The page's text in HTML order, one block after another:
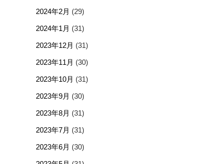
2024年2月 (29)
2024年1月 (31)
2023年12月 (31)
2023年11月 (30)
2023年10月 (31)
2023年9月 (30)
2023年8月 (31)
2023年7月 (31)
2023年6月 (30)